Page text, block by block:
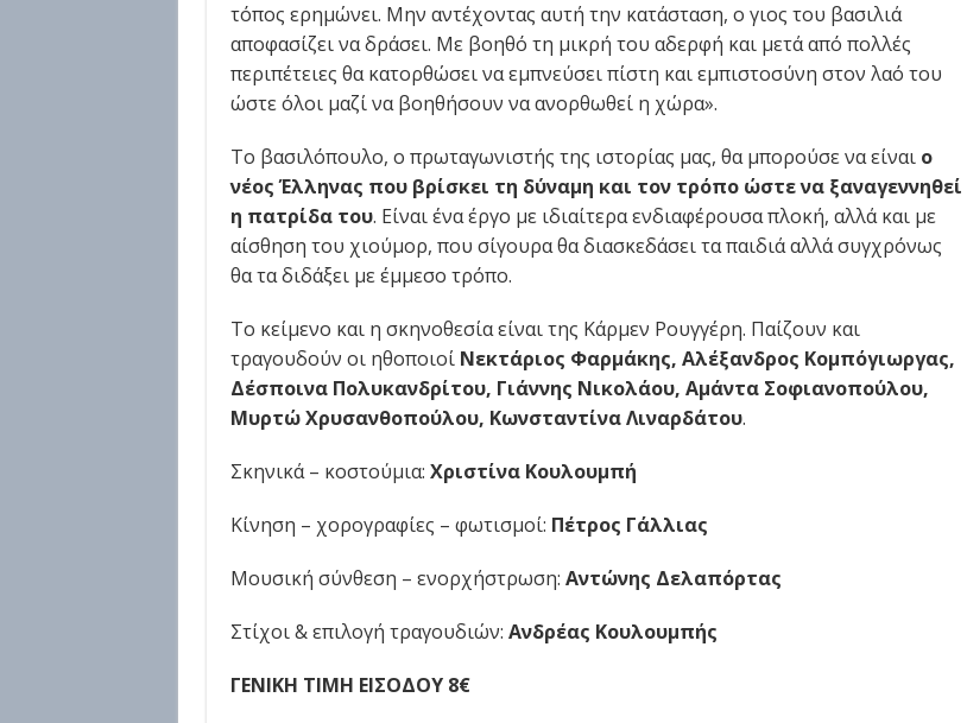
τόπος ερημώνει. Μην αντέχοντας αυτή την κατάσταση, ο γιος του βασιλιά
αποφασίζει να δράσει. Με βοηθό τη μικρή του αδερφή και μετά από πολλές
περιπέτειες θα κατορθώσει να εμπνεύσει πίστη και εμπιστοσύνη στον λαό του
ώστε όλοι μαζί να βοηθήσουν να ανορθωθεί η χώρα».
Το βασιλόπουλο, ο πρωταγωνιστής της ιστορίας μας, θα μπορούσε να είναι ο
νέος Έλληνας που βρίσκει τη δύναμη και τον τρόπο ώστε να ξαναγεννηθεί
η πατρίδα του. Είναι ένα έργο με ιδιαίτερα ενδιαφέρουσα πλοκή, αλλά και με
αίσθηση του χιούμορ, που σίγουρα θα διασκεδάσει τα παιδιά αλλά συγχρόνως
θα τα διδάξει με έμμεσο τρόπο.
Το κείμενο και η σκηνοθεσία είναι της Κάρμεν Ρουγγέρη. Παίζουν και
τραγουδούν οι ηθοποιοίΝεκτάριος Φαρμάκης, Αλέξανδρος Κομπόγιωργας,
Δέσποινα Πολυκανδρίτου, Γιάννης Νικολάου, Αμάντα Σοφιανοπούλου,
Μυρτώ Χρυσανθοπούλου, Κωνσταντίνα Λιναρδάτου.
Σκηνικά – κοστούμια: Χριστίνα Κουλουμπή
Κίνηση – χορογραφίες – φωτισμοί: Πέτρος Γάλλιας
Μουσική σύνθεση – ενορχήστρωση: Αντώνης Δελαπόρτας
Στίχοι & επιλογή τραγουδιών: Ανδρέας Κουλουμπής
ΓΕΝΙΚΗ ΤΙΜΗ ΕΙΣΟΔΟΥ 8€